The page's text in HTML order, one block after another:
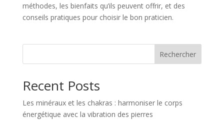
méthodes, les bienfaits qu’ils peuvent offrir, et des
conseils pratiques pour choisir le bon praticien.
Rechercher
Recent Posts
Les minéraux et les chakras : harmoniser le corps
énergétique avec la vibration des pierres